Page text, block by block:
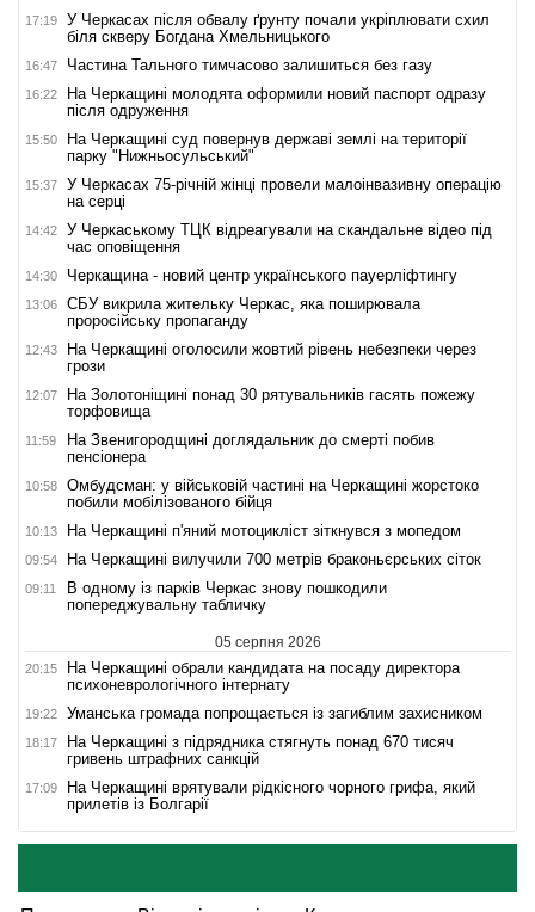
17:19
У Черкасах після обвалу ґрунту почали укріплювати схил
біля скверу Богдана Хмельницького
16:47 Частина Тального тимчасово залишиться без газу
16:22
На Черкащині молодята оформили новий паспорт одразу
після одруження
15:50
На Черкащині суд повернув державі землі на території
парку "Нижньосульський"
15:37
У Черкасах 75-річній жінці провели малоінвазивну операцію
на серці
14:42
У Черкаському ТЦК відреагували на скандальне відео під
час оповіщення
14:30 Черкащина - новий центр українського пауерліфтингу
13:06
СБУ викрила жительку Черкас, яка поширювала
проросійську пропаганду
12:43
На Черкащині оголосили жовтий рівень небезпеки через
грози
12:07
На Золотоніщині понад 30 рятувальників гасять пожежу
торфовища
11:59
На Звенигородщині доглядальник до смерті побив
пенсіонера
10:58
Омбудсман: у військовій частині на Черкащині жорстоко
побили мобілізованого бійця
10:13 На Черкащині п'яний мотоцикліст зіткнувся з мопедом
09:54 На Черкащині вилучили 700 метрів браконьєрських сіток
09:11
В одному із парків Черкас знову пошкодили
попереджувальну табличку
05 серпня 2026
20:15
На Черкащині обрали кандидата на посаду директора
психоневрологічного інтернату
19:22 Уманська громада попрощається із загиблим захисником
18:17
На Черкащині з підрядника стягнуть понад 670 тисяч
гривень штрафних санкцій
17:09
На Черкащині врятували рідкісного чорного грифа, який
прилетів із Болгарії